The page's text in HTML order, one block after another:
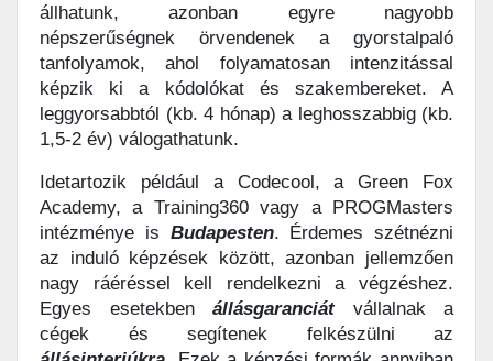
állhatunk, azonban egyre nagyobb
népszerűségnek örvendenek a gyorstalpaló
tanfolyamok, ahol folyamatosan intenzitással
képzik ki a kódolókat és szakembereket. A
leggyorsabbtól (kb. 4 hónap) a leghosszabbig (kb.
1,5-2 év) válogathatunk.
Idetartozik például a Codecool, a Green Fox
Academy, a Training360 vagy a PROGMasters
intézménye is Budapesten. Érdemes szétnézni
az induló képzések között, azonban jellemzően
nagy ráéréssel kell rendelkezni a végzéshez.
Egyes esetekben állásgaranciátvállalnak a
cégek és segítenek felkészülni az